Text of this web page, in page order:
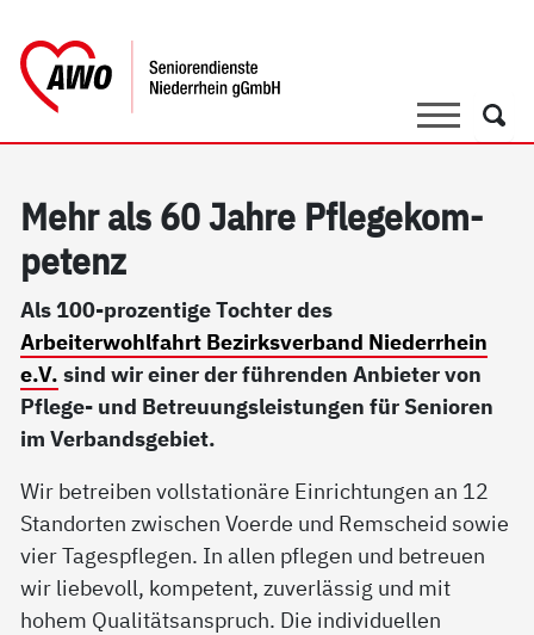
SucheSuche
Mehr als 60 Jah­re Pf­le­ge­kom­
pe­tenz
Als 100-prozentige Tochter des
Arbeiterwohlfahrt Bezirksverband Niederrhein
e.V. sind wir einer der führenden Anbieter von
Pflege- und Betreuungsleistungen für Senioren
im Verbandsgebiet.
Wir betreiben vollstationäre Einrichtungen an 12
Standorten zwischen Voerde und Remscheid sowie
vier Tagespflegen. In allen pflegen und betreuen
wir liebevoll, kompetent, zuverlässig und mit
hohem Qualitätsanspruch. Die individuellen